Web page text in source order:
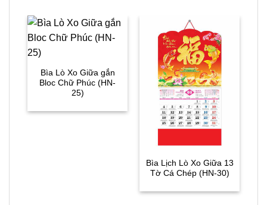
Bìa Lò Xo Giữa gắn
Bloc Chữ Phúc (HN-
25)
Bìa Lịch Lò Xo Giữa 13
Tờ Cá Chép (HN-30)